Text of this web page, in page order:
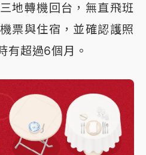
地轉機回台，無直飛班
票與住宿，並確認護照
有超過6個月。